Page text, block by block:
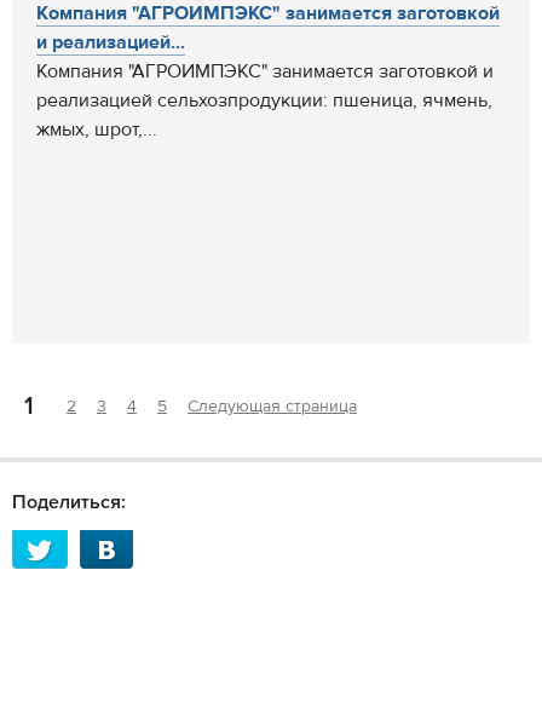
Компания "АГРОИМПЭКС" занимается заготовкой
и реализацией...
Компания "АГРОИМПЭКС" занимается заготовкой и
реализацией сельхозпродукции: пшеница, ячмень,
жмых, шрот,...
1 2 3 4 5 Следующая страница
Поделиться: